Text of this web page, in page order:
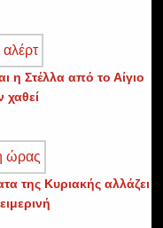
η Στέλλα από το Αίγιο
χαθεί
της Κυριακής αλλάζει